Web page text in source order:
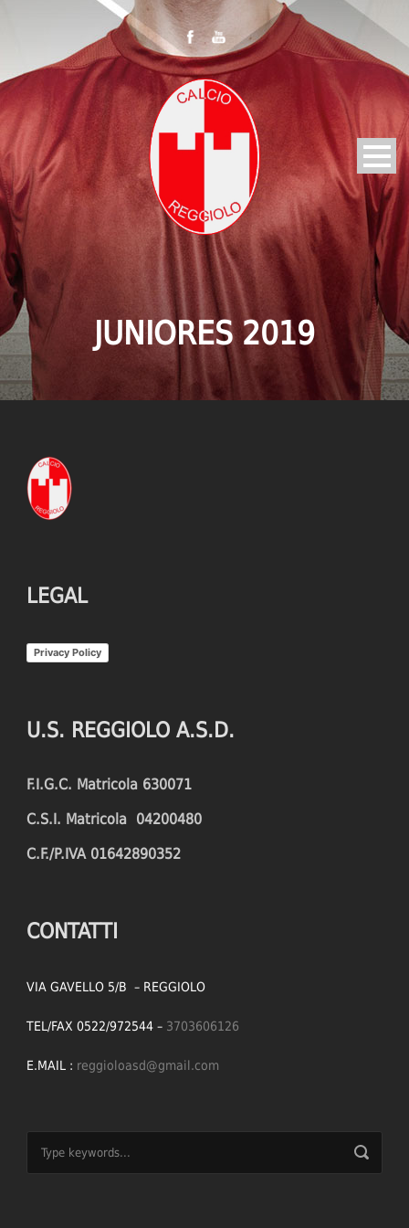
JUNIORES 2019
LEGAL
Privacy Policy
U.S. REGGIOLO A.S.D.
F.I.G.C. Matricola 630071
C.S.I. Matricola 04200480
C.F./P.IVA 01642890352
CONTATTI
VIA GAVELLO 5/B – REGGIOLO
TEL/FAX 0522/972544 – 3703606126
E.MAIL : reggioloasd@gmail.com